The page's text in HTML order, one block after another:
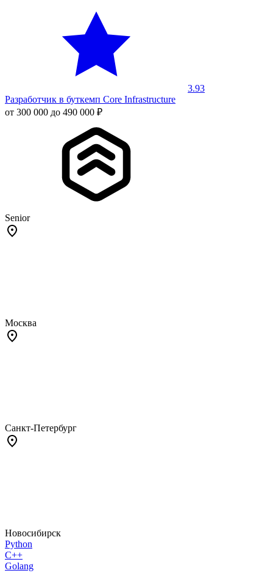
3.93
Разработчик в буткемп Core Infrastructure
от 300 000 до 490 000 ₽
Senior
Москва
Санкт-Петербург
Новосибирск
Python
C++
Golang